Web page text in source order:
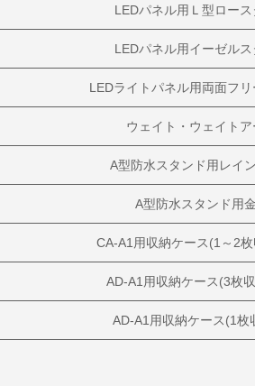
LEDパネル用Ｌ型ロース
LEDパネル用イーゼルス
LEDライトパネル用両面フリ
ウェイト・ウェイトア
A型防水スタンド用レイ
A型防水スタンド用
CA-A1用収納ケース(1～2
AD-A1用収納ケース(3枚
AD-A1用収納ケース(1枚